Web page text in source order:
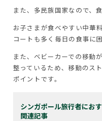
また、多民族国家なので、
お子さまが食べやすい中華
コートも多く毎日の食事に
また、ベビーカーでの移動
整っているため、移動のス
ポイントです。
シンガポール旅行者にお
関連記事